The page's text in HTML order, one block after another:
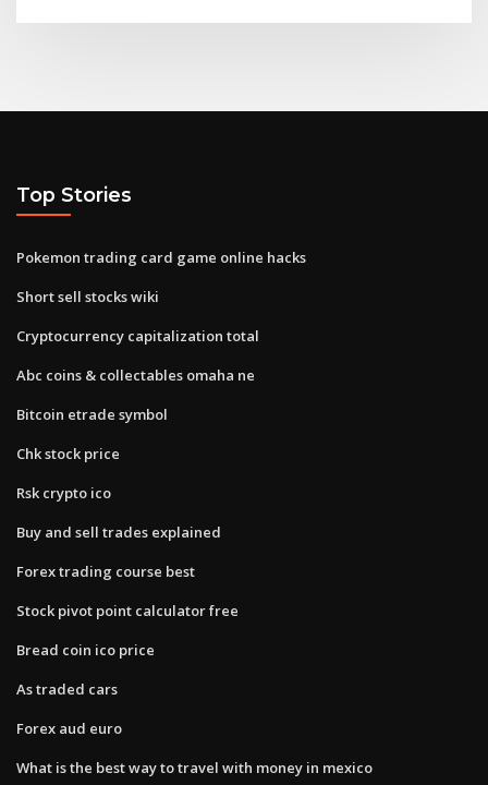
Top Stories
Pokemon trading card game online hacks
Short sell stocks wiki
Cryptocurrency capitalization total
Abc coins & collectables omaha ne
Bitcoin etrade symbol
Chk stock price
Rsk crypto ico
Buy and sell trades explained
Forex trading course best
Stock pivot point calculator free
Bread coin ico price
As traded cars
Forex aud euro
What is the best way to travel with money in mexico